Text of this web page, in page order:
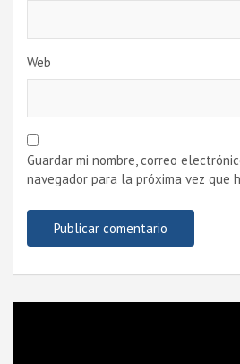
Web
Guardar mi nombre, correo
navegador para la próxima vez que